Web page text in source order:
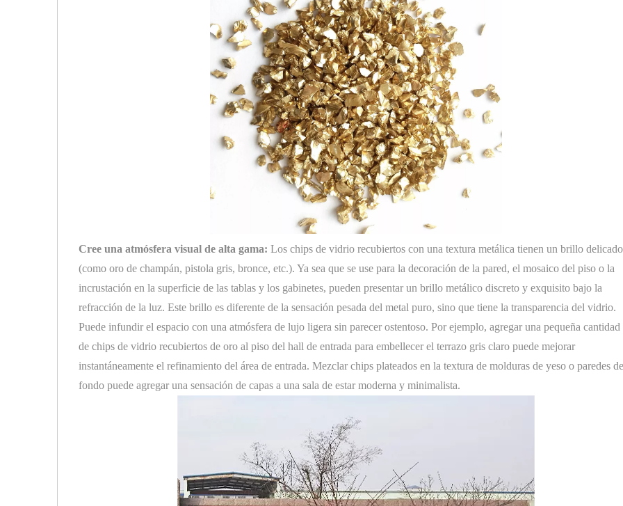
Cree una atmósfera visual de alta gama: Los chips de vidrio recubiertos con una textura metálica tienen un brillo delicado
(como oro de champán, pistola gris, bronce, etc.). Ya sea que se use para la decoración de la pared, el mosaico del piso o la
incrustación en la superficie de las tablas y los gabinetes, pueden presentar un brillo metálico discreto y exquisito bajo la
refracción de la luz. Este brillo es diferente de la sensación pesada del metal puro, sino que tiene la transparencia del vidrio.
Puede infundir el espacio con una atmósfera de lujo ligera sin parecer ostentoso. Por ejemplo, agregar una pequeña cantidad
de chips de vidrio recubiertos de oro al piso del hall de entrada para embellecer el terrazo gris claro puede mejorar
instantáneamente el refinamiento del área de entrada. Mezclar chips plateados en la textura de molduras de yeso o paredes de
fondo puede agregar una sensación de capas a una sala de estar moderna y minimalista.
<